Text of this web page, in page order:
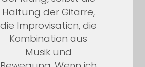
Haltung der Gitarre,
die Improvisation, die
Kombination aus
Musik und